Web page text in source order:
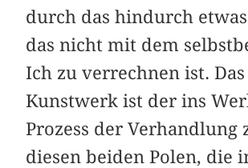
durch das hindurch etwas
das nicht mit dem
Ich zu verrechnen ist. Das
Kunstwerk ist der ins
Prozess der Verhandlung
diesen beiden Polen, die